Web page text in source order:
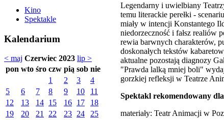
Kino
Spektakle
Kalendarium
< maj Czerwiec 2023 lip >
pon wto śro czw pią sob nie
1
2 3
4
5
6 7 8 9 10
11
12
13 14 15 16 17
18
19
20 21 22 23 24
25
Legendarny i uwielbiany
temu literackie perełki -
miały w intencji Konstantego
niedorzeczność i fałsz realiów
rewia barwnych charakterów,
doskonałych tekstów
aktualne pozostają diagnozy
"Prawda lalką mniej boli"
gorzkiej refleksji w Teatrze
Spektakl rekomendowany
materiały: Teatr Animacji w